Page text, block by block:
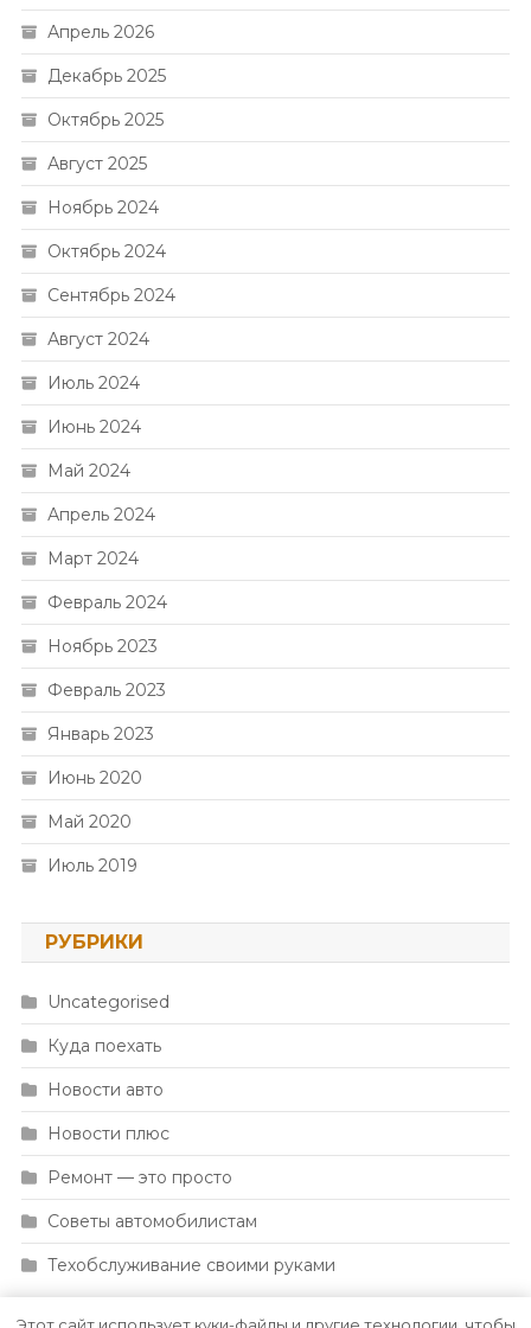
Апрель 2026
Декабрь 2025
Октябрь 2025
Август 2025
Ноябрь 2024
Октябрь 2024
Сентябрь 2024
Август 2024
Июль 2024
Июнь 2024
Май 2024
Апрель 2024
Март 2024
Февраль 2024
Ноябрь 2023
Февраль 2023
Январь 2023
Июнь 2020
Май 2020
Июль 2019
РУБРИКИ
Uncategorised
Куда поехать
Новости авто
Новости плюс
Ремонт — это просто
Советы автомобилистам
Техобслуживание своими руками